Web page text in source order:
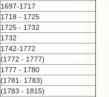
1697-1717
1718 - 1725
1725 - 1732
1732
1742-1772
(1772 - 1777)
1777 - 1780
(1781- 1783)
(1783 - 1815)